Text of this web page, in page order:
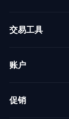
交易工具
账户
促销